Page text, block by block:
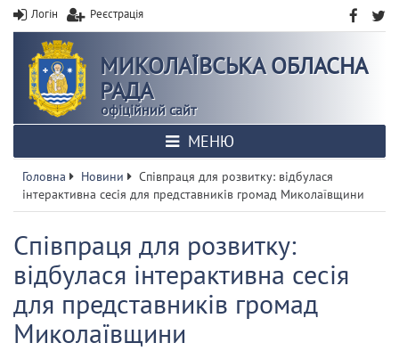
Логін Реєстрація
МИКОЛАЇВСЬКА ОБЛАСНА
РАДА
офіційний сайт
МЕНЮ
Головна Новини
Співпраця для розвитку: відбулася
інтерактивна сесія для представників громад Миколаївщини
Співпраця для розвитку:
відбулася інтерактивна сесія
для представників громад
Миколаївщини